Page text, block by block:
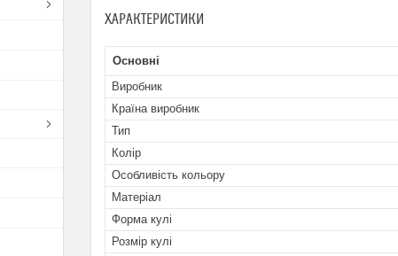
ХАРАКТЕРИСТИКИ
Основні
Виробник
Країна виробник
Тип
Колір
Особливість кольору
Матеріал
Форма кулі
Розмір кулі